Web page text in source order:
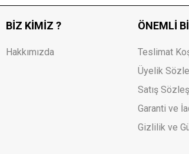
BIZ KIMIZ ?
Hakkımızda
ÖNEMLI
Teslimat
Üyelik
Satış
Garanti ve
Gizlilik ve